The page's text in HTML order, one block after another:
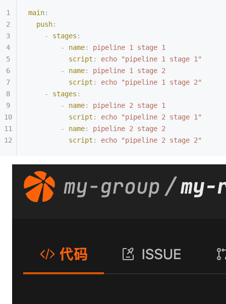
main:
  push
:
    -
stages :
        -
name:
pipeline 1 stage 1
          script
:
echo "pipeline 1 stage 1"
        -
name:
pipeline 1 stage 2
          script
:
echo "pipeline 1 stage 2"
    -
stages :
        -
name:
pipeline 2 stage 1
          script
:
echo "pipeline 2 stage 1"
        -
name:
pipeline 2 stage 2
          script
: echo "pipeline 2 stage 2"